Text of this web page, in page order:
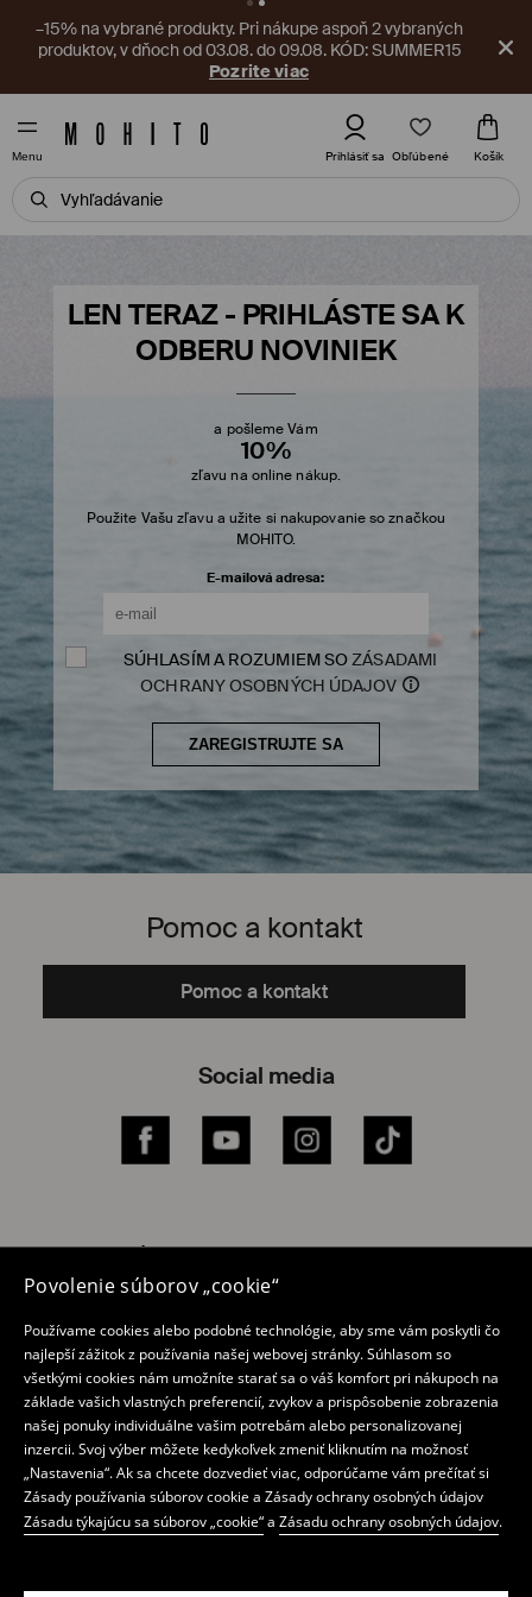
Povolenie súborov „cookie“
Používame cookies alebo podobné technológie, aby sme vám poskytli čo
najlepší zážitok z používania našej webovej stránky. Súhlasom so
všetkými cookies nám umožníte starať sa o váš komfort pri nákupoch na
základe vašich vlastných preferencií, zvykov a prispôsobenie zobrazenia
našej ponuky individuálne vašim potrebám alebo personalizovanej
inzercii. Svoj výber môžete kedykoľvek zmeniť kliknutím na možnosť
„Nastavenia“. Ak sa chcete dozvedieť viac, odporúčame vám prečítať si
Zásady používania súborov cookie a Zásady ochrany osobných údajov
Zásadu týkajúcu sa súborov „cookie“a Zásadu ochrany osobných údajov.
V aplikácii na vás čaká nový kupón! Vyzdvihnite si ho ešte
teraz.
Stiahnite si aplikáciu
Menu Prihlásiť sa Obľúbené Košík
LEN TERAZ - PRIHLÁSTE SA K
ODBERU NOVINIEK
a pošleme Vám
10%
zľavu na online nákup.
Použite Vašu zľavu a užite si nakupovanie so značkou
MOHITO.
E-mailová adresa:
SÚHLASÍM A ROZUMIEM SOZÁSADAMI
OCHRANY OSOBNÝCH ÚDAJOV
Pomoc a kontakt
Pomoc a kontakt
Social media
Facebook YouTube Instagram TikTok
Internetový obchod
Môj účet
Mohito
Mobilná aplikácia
Predajne Mohito